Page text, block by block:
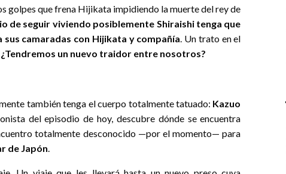
golpes que frena Hijikata impidiendo la muerte del rey de
de seguir viviendo posiblemente Shiraishi tenga que
camaradas con Hijikata y compañía. Un trato en el
¿Tendremos un nuevo traidor entre nosotros?
también tenga el cuerpo totalmente tatuado: Kazuo
del episodio de hoy, descubre dónde se encuentra
totalmente desconocido —por el momento— para
de Japón.